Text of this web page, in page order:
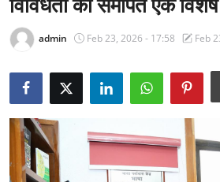
Contact
About
खेल
राजस्थान
मनोरंजन
विविधता को समर्पित एक
admin Feb 23, 2026 - 17:58 Feb